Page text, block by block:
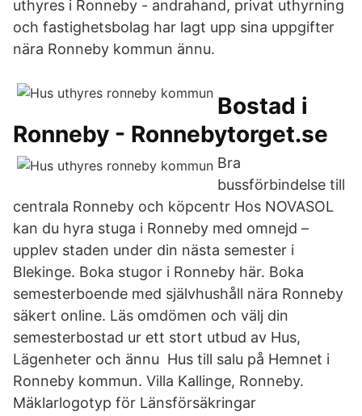
uthyres i Ronneby - andrahand, privat uthyrning
och fastighetsbolag har lagt upp sina uppgifter
nära Ronneby kommun ännu.
Bostad i
Ronneby - Ronnebytorget.se
Bra
bussförbindelse till
centrala Ronneby och köpcentr Hos NOVASOL
kan du hyra stuga i Ronneby med omnejd –
upplev staden under din nästa semester i
Blekinge. Boka stugor i Ronneby här. Boka
semesterboende med självhushåll nära Ronneby
säkert online. Läs omdömen och välj din
semesterbostad ur ett stort utbud av Hus,
Lägenheter och ännu Hus till salu på Hemnet i
Ronneby kommun. Villa Kallinge, Ronneby.
Mäklarlogotyp för Länsförsäkringar